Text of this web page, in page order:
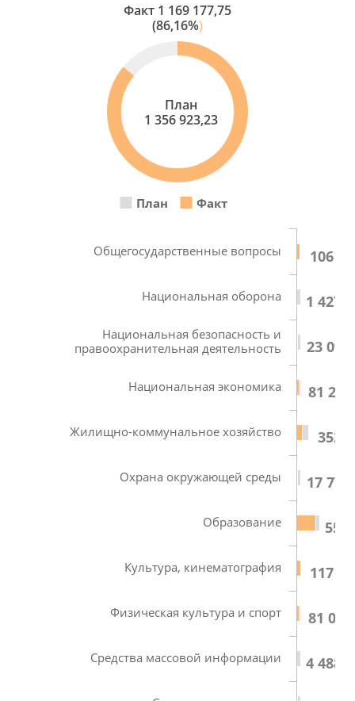
Факт 1 169 177,75
(86,16%)
План
1 356 923,23
План Факт
Общегосударственные вопросы
Национальная оборона
Национальная безопасность и
правоохранительная деятельность
Национальная экономика
Жилищно-коммунальное хозяйство
Охрана окружающей среды
Образование
Культура, кинематография
Физическая культура и спорт
Средства массовой информации
106
1
23
81
352
17
559
117
81
4